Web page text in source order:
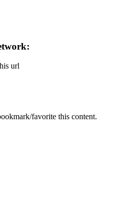
url
favorite this content.